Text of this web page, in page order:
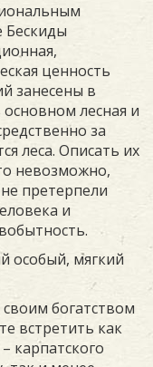
Бескиды
ценность
занесены в
лесная и
за
леса. Описать их
невозможно,
претерпели
и
особый, мягкий
богатством
встретить как
карпатского